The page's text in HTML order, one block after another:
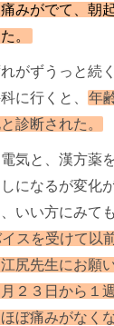
みがでて、朝
。
がずうっと続
に行くと、 年
診断された。
気と、漢方薬
になるが変化
いい方にみて
スを受けて以
尻先生にお願
２３日から１
ぼ痛みがなく